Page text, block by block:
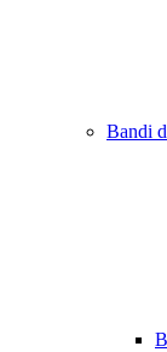
Bandi